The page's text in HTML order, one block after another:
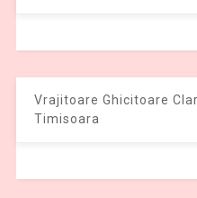
Vrajitoare Ghicitoare
Timisoara